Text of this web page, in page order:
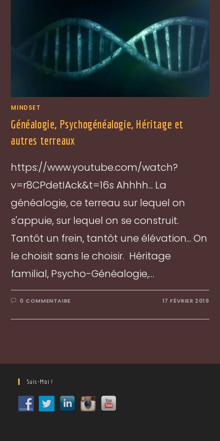
MINDSET
Généalogie, Psychogénéalogie, Héritage et
autres terreaux
https://www.youtube.com/watch?
v=r8CPdetIAck&t=16s Ahhhh... La
généalogie, ce terreau sur lequel on
s'appuie, sur lequel on se construit.
Tantôt un frein, tantôt une élévation... On
le choisit sans le choisir. Héritage
familial, Psycho-Généalogie,…
0 COMMENTAIRE 17 FÉVRIER 2019
Suis-Moi !